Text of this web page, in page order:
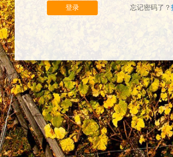
登录 忘记密码了？